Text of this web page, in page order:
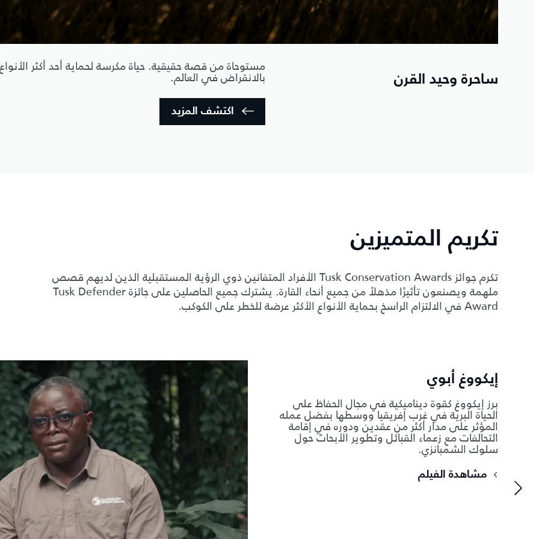
ساحرة وحيد القرن
مستوحاة من قصة حقيقية. حياة مكرسة لحماية أحد أكثر
بالانقراض في العالم.
اكتشف المزيد
تكريم المتميزين
تكرم جوائز Tusk Conservation Awards الأفراد المتفانين ذوي الرؤية المستقبلية الذين لديهم قصص
ملهمة ويصنعون تأثيرًا مذهلاً من جميع أنحاء القارة. يشترك جميع الحاصلين على جائزة Tusk Defender
Award في الالتزام الراسخ بحماية الأنواع الأكثر عرضة للخطر على الكوكب.
إيكووغ أبوي
برز إيكووغ كقوة ديناميكية في مجال الحفاظ على
الحياة البرية في غرب إفريقيا ووسطها بفضل عمله
المؤثر على مدار أكثر من عقدين ودوره في إقامة
التحالفات مع زعماء القبائل وتطوير الأبحاث حول
سلوك الشمبانزي.
مشاهدة الفيلم